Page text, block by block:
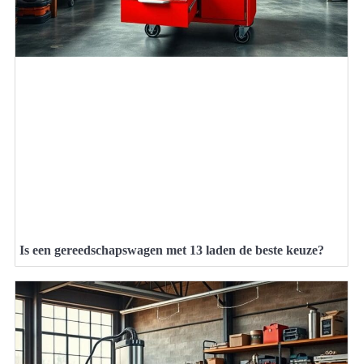
Is een gereedschapswagen met 13 laden de beste keuze?